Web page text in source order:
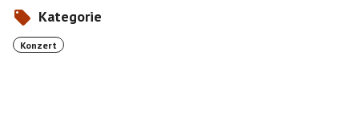
Kategorie
Konzert